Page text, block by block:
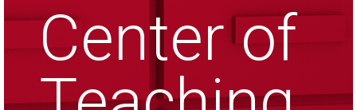
Center of